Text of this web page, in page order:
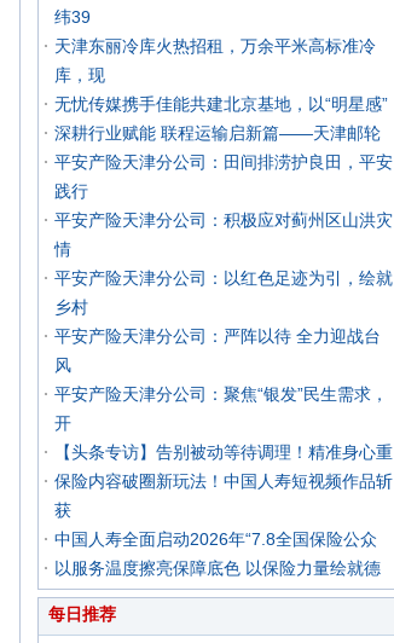
纬39
天津东丽冷库火热招租，万余平米高标准冷
库，现
无忧传媒携手佳能共建北京基地，以“明星感”
深耕行业赋能 联程运输启新篇——天津邮轮
平安产险天津分公司：田间排涝护良田，平安
践行
平安产险天津分公司：积极应对蓟州区山洪灾
情
平安产险天津分公司：以红色足迹为引，绘就
乡村
平安产险天津分公司：严阵以待 全力迎战台
风
平安产险天津分公司：聚焦“银发”民生需求，
开
【头条专访】告别被动等待调理！精准身心重
保险内容破圈新玩法！中国人寿短视频作品斩
获
中国人寿全面启动2026年“7.8全国保险公众
以服务温度擦亮保障底色 以保险力量绘就德
每日推荐